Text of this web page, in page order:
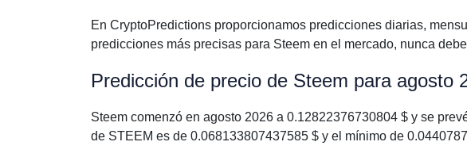
En CryptoPredictions proporcionamos predicciones diarias,
predicciones más precisas para Steem en el mercado, nunca
Predicción de precio de Steem para agosto
Steem comenzó en agosto 2026 a 0.12822376730804 $ y se
de STEEM es de 0.068133807437585 $ y el mínimo de